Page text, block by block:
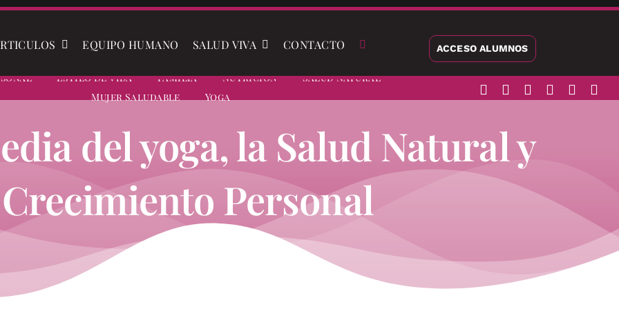
EQUIPO HUMANO SALUD VIVA CONTACTO ACCESO ALUMNOS
Estilo De Vida Familia Nutrición
Salud Natural
Mujer Saludable
Yoga
del yoga, la Salud Natural y
Personal